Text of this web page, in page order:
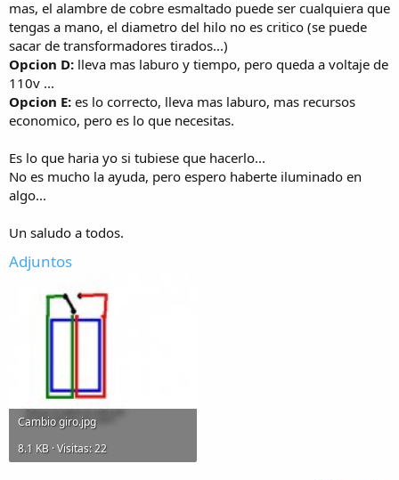
mas, el alambre de cobre esmaltado puede ser cualquiera que
tengas a mano, el diametro del hilo no es critico (se puede
sacar de transformadores tirados...)
Opcion D: lleva mas laburo y tiempo, pero queda a voltaje de
110v ...
Opcion E: es lo correcto, lleva mas laburo, mas recursos
economico, pero es lo que necesitas.
Es lo que haria yo si tubiese que hacerlo...
No es mucho la ayuda, pero espero haberte iluminado en
algo...
Un saludo a todos.
Adjuntos
Cambio giro.jpg
8.1 KB · Visitas: 22